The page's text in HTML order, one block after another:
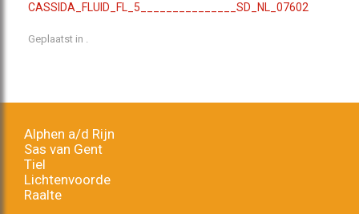
CASSIDA_FLUID_FL_5_______________SD_NL_07602
Geplaatst in .
Alphen a/d Rijn
Sas van Gent
Tiel
Lichtenvoorde
Raalte